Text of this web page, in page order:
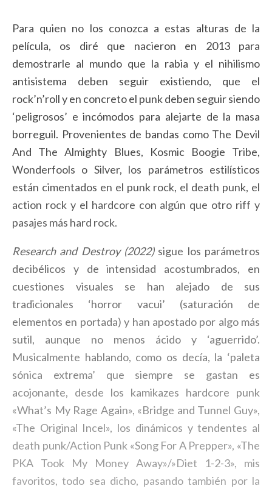
Para quien no los conozca a estas alturas de la
película, os diré que nacieron en 2013 para
demostrarle al mundo que la rabia y el nihilismo
antisistema deben seguir existiendo, que el
rock’n’roll y en concreto el punk deben seguir siendo
‘peligrosos’ e incómodos para alejarte de la masa
borreguil. Provenientes de bandas como The Devil
And The Almighty Blues, Kosmic Boogie Tribe,
Wonderfools o Silver, los parámetros estilísticos
están cimentados en el punk rock, el death punk, el
action rock y el hardcore con algún que otro riff y
pasajes más hard rock.
Research and Destroy (2022)sigue los parámetros
decibélicos y de intensidad acostumbrados, en
cuestiones visuales se han alejado de sus
tradicionales ‘horror vacui’ (saturación de
elementos en portada) y han apostado por algo más
sutil, aunque no menos ácido y ‘aguerrido’.
Musicalmente hablando, como os decía, la ‘paleta
sónica extrema’ que siempre se gastan es
acojonante, desde los kamikazes hardcore punk
«What’s My Rage Again», «Bridge and Tunnel Guy»,
«The Original Incel», los dinámicos y tendentes al
death punk/Action Punk «Song For A Prepper», «The
PKA Took My Money Away»/»Diet 1-2-3», mis
favoritos, todo sea dicho, pasando también por la